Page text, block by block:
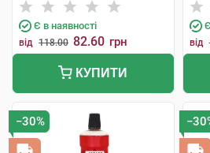
С.Л.У.
Є в наявності
від 118.00 82.60 грн
КУПИТИ
від
−30%